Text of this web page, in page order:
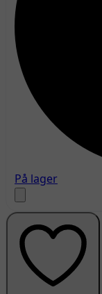
På lager